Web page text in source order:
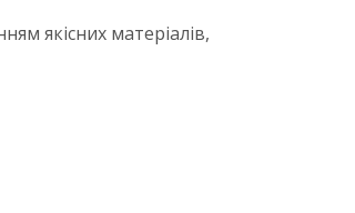
якісних матеріалів,